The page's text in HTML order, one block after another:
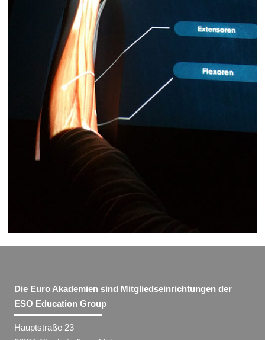
Die Euro Akademien sind Mitgliedseinrichtungen der
ESO Education Group
Hauptstraße 23